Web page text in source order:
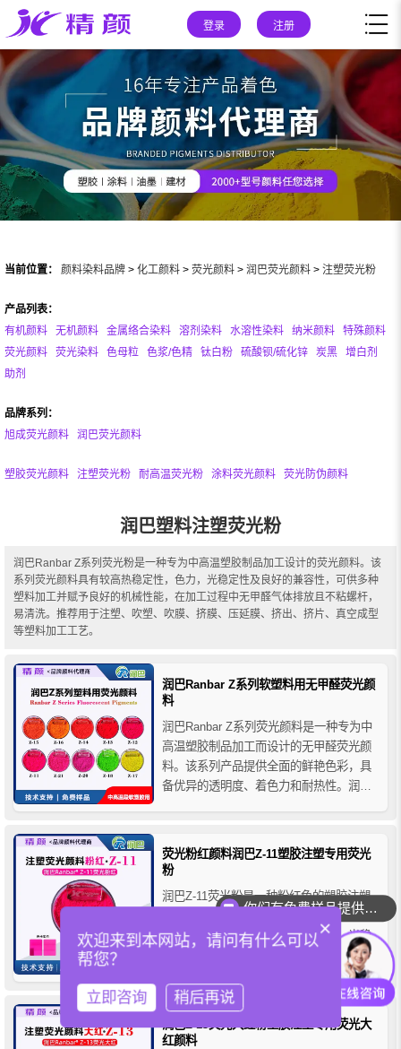
登录 注册
当前位置： 颜料染料品牌 > 化工颜料 > 荧光颜料 > 润巴荧光颜料 > 注塑荧光粉
产品列表：
有机颜料
无机颜料 金属络合染料 溶剂染料 水溶性染料 纳米颜料
特殊颜料
荧光颜料
荧光染料 色母粒 色浆/色精 钛白粉 硫酸钡/硫化锌 炭黑
增白剂
助剂
品牌系列：
旭成荧光颜料
润巴荧光颜料
塑胶荧光颜料 注塑荧光粉 耐高温荧光粉 涂料荧光颜料 荧光防伪颜料
润巴塑料注塑荧光粉
润巴Ranbar Z系列荧光粉是一种专为中高温塑胶制品加工设计的荧光颜料。该
系列荧光颜料具有较高热稳定性，色力，光稳定性及良好的兼容性，可供多种
塑料加工并赋予良好的机械性能，在加工过程中无甲醛气体排放且不粘螺杆，
易清洗。推荐用于注塑、吹塑、吹膜、挤膜、压延膜、挤出、挤片、真空成型
等塑料加工工艺。
润巴Ranbar Z系列软塑料用无甲醛荧光颜
料
润巴Ranbar Z系列荧光颜料是一种专为中
高温塑胶制品加工而设计的无甲醛荧光颜
料。该系列产品提供全面的鲜艳色彩，具
备优异的透明度、着色力和耐热性。润巴Z
荧光粉红颜料润巴Z-11塑胶注塑专用荧光
粉
润巴Z-11荧光粉是一种粉红色的塑胶注塑
专用荧光颜料色粉，Z-11荧光粉红颜料具
有较高的着色力，良好的热稳定性、光稳
定性和兼容性，适用于各类塑料的注塑成
型，它还具有良好的抗粘辊和抗粘模具的
性能，在190℃~240℃温度范围内可以达
到很好的分散效果，且无甲醛气体排放，
安全环保性能好。特别推荐用于注塑、 吹
润巴Z-13荧光大红粉塑胶注塑专用荧光大
红颜料
你们有免费样品提供吗？
×
欢迎来到本网站，请问有什么可以
帮您？
立即咨询 稍后再说